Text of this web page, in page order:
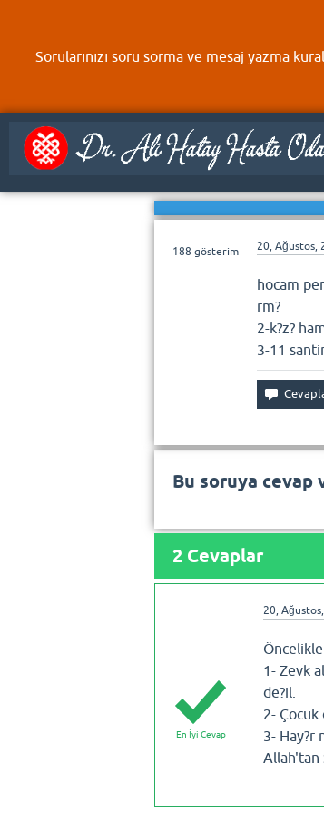
Sorularınızı soru sorma ve mesaj yazma
188 gösterim 20, Ağustos,
hocam
rm?
2-k?z?
3-11
Bu soruya
2 Cevaplar
20,
En İyi Cevap
1- Zevk
de?il.
2- Çocuk
3- Hay?r
Allah'tan